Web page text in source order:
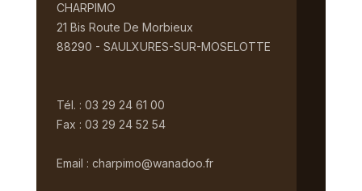
CHARPIMO
21 Bis Route De Morbieux
88290 - SAULXURES-SUR-MOSELOTTE
Tél. : 03 29 24 61 00
Fax : 03 29 24 52 54
Email : charpimo@wanadoo.fr